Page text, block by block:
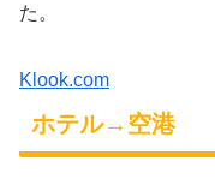
た。
Klook.com
ホテル→空港